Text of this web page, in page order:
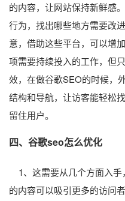
的内容，让网站保持新鲜感
行为，找出哪些地方需要改
意，借助这些平台，可以增
项需要持续投入的工作，但
效，在做谷歌SEO的时候，
结构和导航，让访客能轻松
留住用户。
四、谷歌seo怎么优化
1、这需要从几个方面入手
的内容可以吸引更多的访问